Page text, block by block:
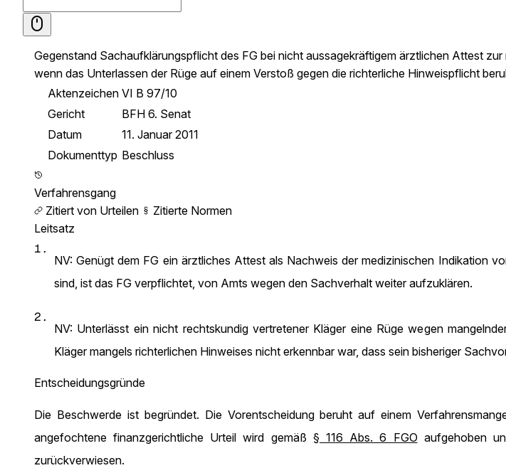
Gegenstand Sachaufklärungspflicht des FG bei nicht aussagekräftigem ärztlichen Attest
wenn das Unterlassen der Rüge auf einem Verstoß gegen die richterliche Hinweispflicht
Aktenzeichen VI B 97/10
Gericht
BFH 6. Senat
Datum
11. Januar 2011
Dokumenttyp Beschluss
Verfahrensgang
Zitiert von Urteilen
Zitierte Normen
Leitsatz
1.
NV: Genügt dem FG ein ärztliches Attest als Nachweis der medizinischen Indikation
sind, ist das FG verpflichtet, von Amts wegen den Sachverhalt weiter aufzuklären.
2.
NV: Unterlässt ein nicht rechtskundig vertretener Kläger eine Rüge wegen
Kläger mangels richterlichen Hinweises nicht erkennbar war, dass sein bisheriger
Entscheidungsgründe
Die Beschwerde ist begründet. Die Vorentscheidung beruht auf einem
angefochtene finanzgerichtliche Urteil wird gemäß § 116 Abs. 6 FGO aufgehoben
zurückverwiesen.